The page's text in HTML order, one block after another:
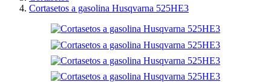
Cortasetos a gasolina Husqvarna 525HE3